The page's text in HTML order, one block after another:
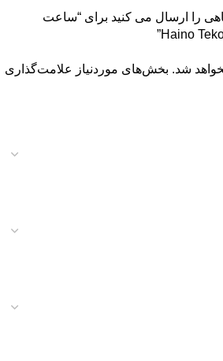
را ارسال می کنید برای “ساعت
شد. بخش‌های موردنیاز علامت‌گذاری